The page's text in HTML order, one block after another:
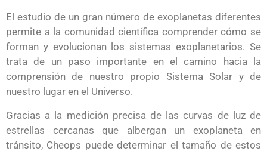
El estudio de un gran número de exoplanetas diferentes
permite a la comunidad científica comprender cómo se
forman y evolucionan los sistemas exoplanetarios. Se
trata de un paso importante en el camino hacia la
comprensión de nuestro propio Sistema Solar y de
nuestro lugar en el Universo.
Gracias a la medición precisa de las curvas de luz de
estrellas cercanas que albergan un exoplaneta en
tránsito, Cheops puede determinar el tamaño de estos